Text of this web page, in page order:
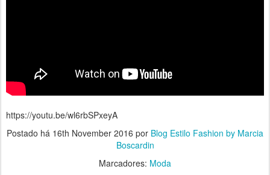
https://youtu.be/wl6rbSPxeyA
Postado há 16th November 2016 por Blog Estilo Fashion by Marcia
Boscardin
Marcadores: Moda